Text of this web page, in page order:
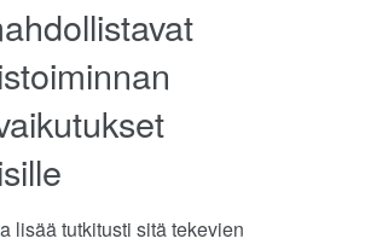
lisää tutkitusti sitä tekevien